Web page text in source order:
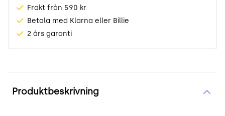
Frakt från 590 kr
Betala med Klarna eller Billie
2 års garanti
Produktbeskrivning